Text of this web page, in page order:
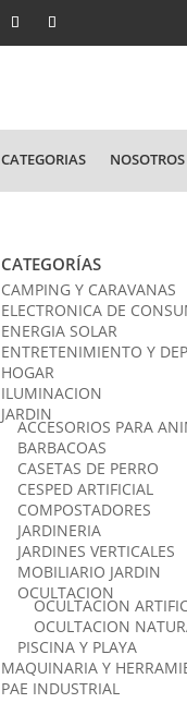
CATEGORIAS NOSOTROS
CATEGORÍAS
CAMPING Y CARAVANAS
ELECTRONICA DE
ENERGIA SOLAR
ENTRETENIMIENTO Y
HOGAR
ILUMINACION
JARDIN
ACCESORIOS PARA
BARBACOAS
CASETAS DE PERRO
CESPED ARTIFICIAL
COMPOSTADORES
JARDINERIA
JARDINES VERTICALES
MOBILIARIO JARDIN
OCULTACION
OCULTACION
OCULTACION
PISCINA Y PLAYA
MAQUINARIA Y
PAE INDUSTRIAL